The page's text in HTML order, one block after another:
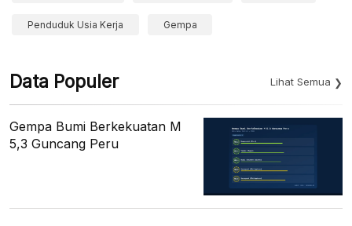
Penduduk Usia Kerja Gempa
Data Populer Lihat Semua
Gempa Bumi Berkekuatan M
5,3 Guncang Peru